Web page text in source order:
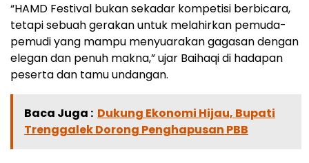
“HAMD Festival bukan sekadar kompetisi berbicara,
tetapi sebuah gerakan untuk melahirkan pemuda-
pemudi yang mampu menyuarakan gagasan dengan
elegan dan penuh makna,” ujar Baihaqi di hadapan
peserta dan tamu undangan.
Baca Juga : Dukung Ekonomi Hijau, Bupati
Trenggalek Dorong Penghapusan PBB